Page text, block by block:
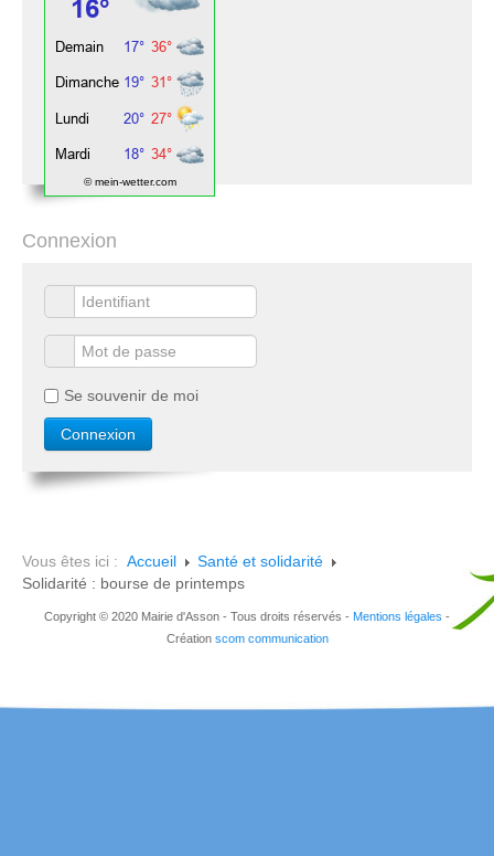
© mein-wetter.com
Connexion
Se souvenir de moi
Vous êtes ici : Accueil
Santé et solidarité
Solidarité : bourse de printemps
Copyright © 2020 Mairie d'Asson - Tous droits réservés - Mentions légales -
Création scom communication